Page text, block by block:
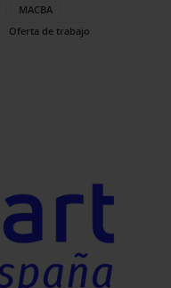
MACBA
Oferta de trabajo